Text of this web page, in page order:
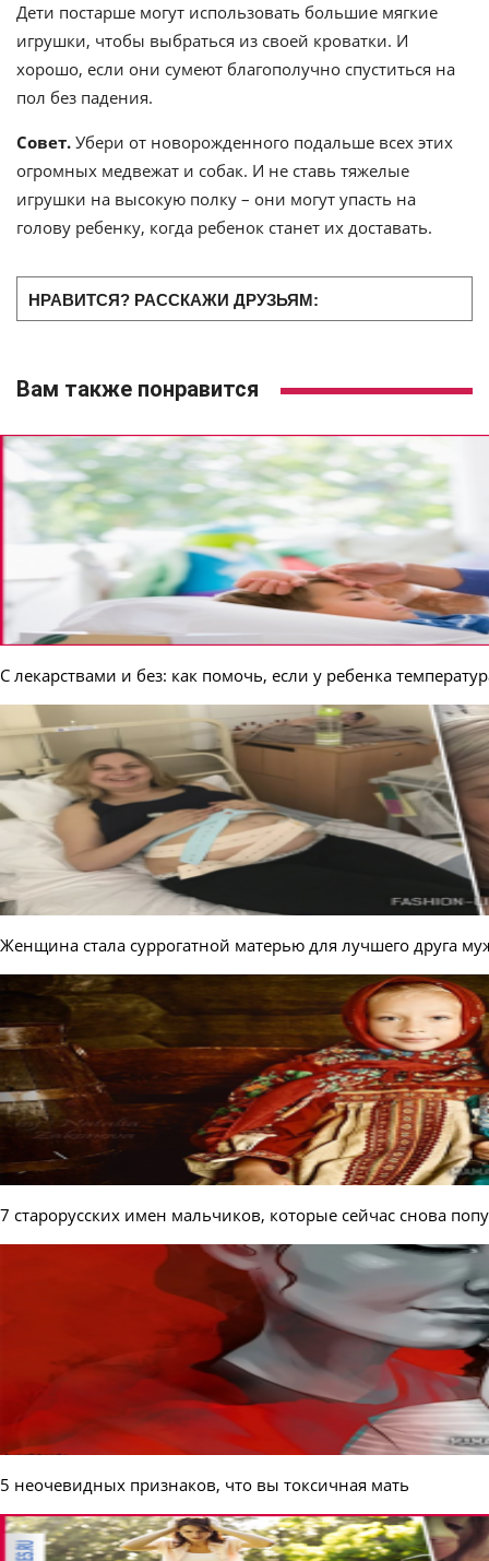
Дети постарше могут использовать большие мягкие
игрушки, чтобы выбраться из своей кроватки. И
хорошо, если они сумеют благополучно спуститься на
пол без падения.
Совет. Убери от новорожденного подальше всех этих
огромных медвежат и собак. И не ставь тяжелые
игрушки на высокую полку – они могут упасть на
голову ребенку, когда ребенок станет их доставать.
НРАВИТСЯ? РАССКАЖИ ДРУЗЬЯМ:
Вам также понравится
С лекарствами и без: как помочь, если у ребенка
Женщина стала суррогатной матерью для лучшего друга
7 старорусских имен мальчиков, которые сейчас снова
5 неочевидных признаков, что вы токсичная мать